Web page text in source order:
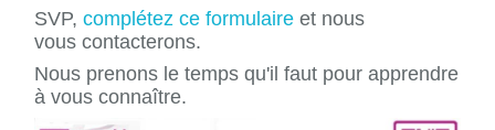
SVP, complétez ce formulaire et nous
vous contacterons.
Nous prenons le temps qu'il faut pour apprendre
à vous connaître.